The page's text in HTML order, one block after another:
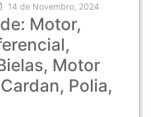
14 de Novembro, 2024
Motor,
Motor
Polia,